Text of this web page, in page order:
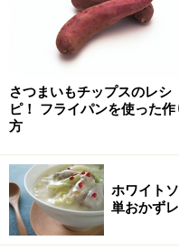
シュガーボール
順
1
ビニール袋に薄力
入れ、ふる
ビニール袋で薄力粉、
さつまいもチップスのレシ
ピ！ フライパンを使った作
方
ホワイト
単おかず